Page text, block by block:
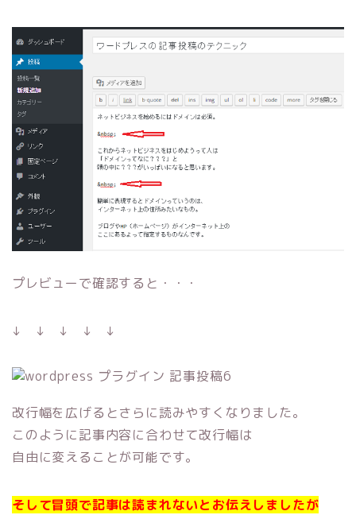
プレビューで確認すると・・・
↓ ↓ ↓ ↓ ↓
改行幅を広げるとさらに読みやすくなりました。
このように記事内容に合わせて改行幅は
自由に変えることが可能です。
そして冒頭で記事は読まれないとお伝えしましたが